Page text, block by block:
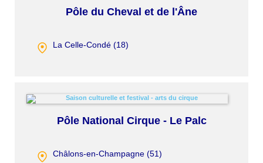
Pôle du Cheval et de l'Âne
La Celle-Condé (18)
Pôle National Cirque - Le Palc
Châlons-en-Champagne (51)